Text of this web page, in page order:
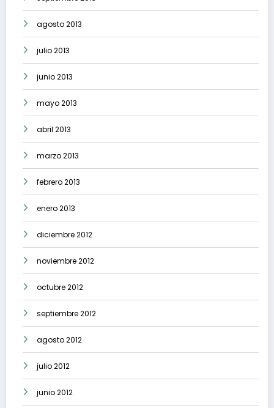
agosto 2013
julio 2013
junio 2013
mayo 2013
abril 2013
marzo 2013
febrero 2013
enero 2013
diciembre 2012
noviembre 2012
octubre 2012
septiembre 2012
agosto 2012
julio 2012
junio 2012